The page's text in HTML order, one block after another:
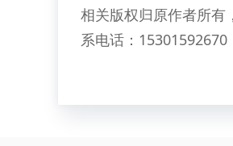
相关版权归原作者所有
系电话：15301592670